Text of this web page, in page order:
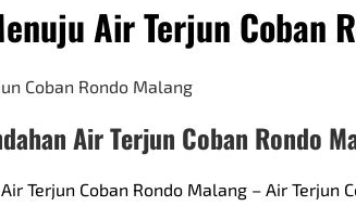
Air Terjun Coban
Air Terjun Coban Rondo
Terjun Coban Rondo Malang – Air Terjun